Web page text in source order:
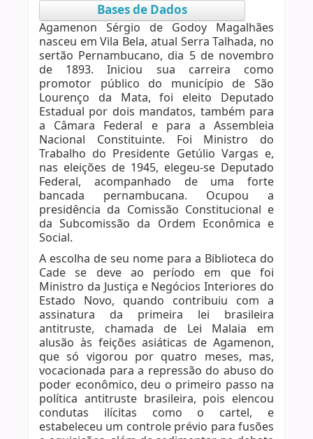
Bases de Dados
Agamenon Sérgio de Godoy Magalhães
nasceu em Vila Bela, atual Serra Talhada, no
sertão Pernambucano, dia 5 de novembro
de 1893. Iniciou sua carreira como
promotor público do município de São
Lourenço da Mata, foi eleito Deputado
Estadual por dois mandatos, também para
a Câmara Federal e para a Assembleia
Nacional Constituinte. Foi Ministro do
Trabalho do Presidente Getúlio Vargas e,
nas eleições de 1945, elegeu-se Deputado
Federal, acompanhado de uma forte
bancada pernambucana. Ocupou a
presidência da Comissão Constitucional e
da Subcomissão da Ordem Econômica e
Social.
A escolha de seu nome para a Biblioteca do
Cade se deve ao período em que foi
Ministro da Justiça e Negócios Interiores do
Estado Novo, quando contribuiu com a
assinatura da primeira lei brasileira
antitruste, chamada de Lei Malaia em
alusão às feições asiáticas de Agamenon,
que só vigorou por quatro meses, mas,
vocacionada para a repressão do abuso do
poder econômico, deu o primeiro passo na
política antitruste brasileira, pois elencou
condutas ilícitas como o cartel, e
estabeleceu um controle prévio para fusões